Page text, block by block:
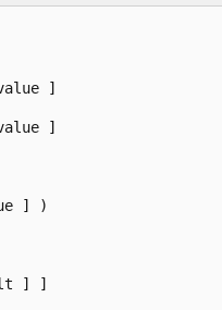
]
]
] )
] ]